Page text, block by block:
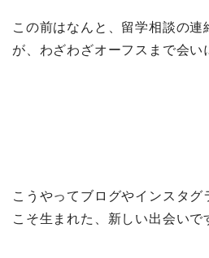
この前はなんと、留学相談の連
が、わざわざオーフスまで会い
こうやってブログやインスタグ
こそ生まれた、新しい出会いで